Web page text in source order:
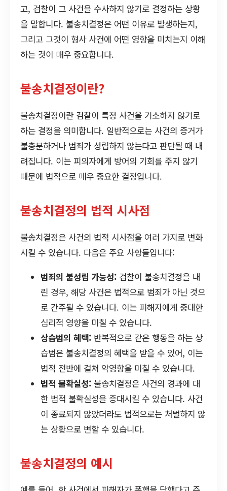
고, 검찰이 그 사건을 수사하지 않기로 결정하는 상황
을 말합니다. 불송치결정은 어떤 이유로 발생하는지,
그리고 그것이 형사 사건에 어떤 영향을 미치는지 이해
하는 것이 매우 중요합니다.
불송치결정이란?
불송치결정이란 검찰이 특정 사건을 기소하지 않기로
하는 결정을 의미합니다. 일반적으로는 사건의 증거가
불충분하거나 범죄가 성립하지 않는다고 판단될 때 내
려집니다. 이는 피의자에게 방어의 기회를 주지 않기
때문에 법적으로 매우 중요한 결정입니다.
불송치결정의 법적 시사점
불송치결정은 사건의 법적 시사점을 여러 가지로 변화
시킬 수 있습니다. 다음은 주요 사항들입니다:
범죄의 불성립 가능성: 검찰이 불송치결정을 내
린 경우, 해당 사건은 법적으로 범죄가 아닌 것으
로 간주될 수 있습니다. 이는 피해자에게 중대한
심리적 영향을 미칠 수 있습니다.
상습범의 혜택: 반복적으로 같은 행동을 하는 상
습범은 불송치결정의 혜택을 받을 수 있어, 이는
법적 전반에 걸쳐 악영향을 미칠 수 있습니다.
법적 불확실성: 불송치결정은 사건의 경과에 대
한 법적 불확실성을 증대시킬 수 있습니다. 사건
이 종료되지 않았더라도 법적으로는 처벌하지 않
는 상황으로 변할 수 있습니다.
불송치결정의 예시